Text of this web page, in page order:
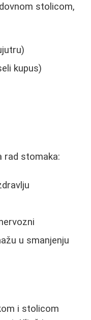
stolicom,
kupus)
rad stomaka:
u smanjenju
i stolicom